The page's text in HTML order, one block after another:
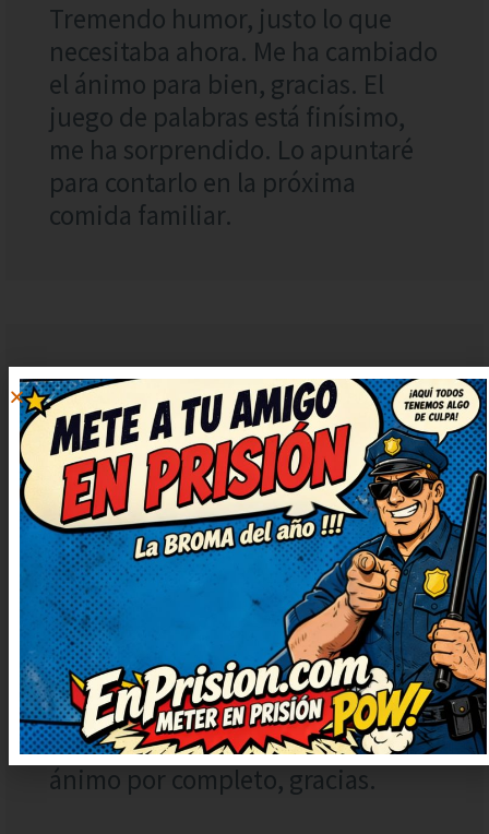
Tremendo humor, justo lo que
necesitaba ahora. Me ha cambiado
el ánimo para bien, gracias. El
juego de palabras está finísimo,
me ha sorprendido. Lo apuntaré
para contarlo en la próxima
comida familiar.
MARTA
DOMÍNGUEZ
11 marzo, 2023 at
3:16
RESPONDER
Vaya ocurrencia más buena, me ha
sacado una sonrisa enorme. Muy
ingenioso y bien escrito,
¡enhorabuena! El juego de
palabras está finísimo, me ha
sorprendido. Me ha levantado el
ánimo por completo, gracias.